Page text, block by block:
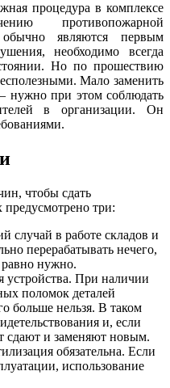
процедура в комплексе
противопожарной
являются первым
необходимо всегда
Но по прошествию
Мало заменить
нужно при этом соблюдать
в организации. Он
чтобы сдать
три:
случай в работе складов и
перерабатывать нечего,
равно нужно.
При наличии
поломок деталей
больше нельзя. В таком
и, если
сдают и заменяют новым.
обязательна. Если
использование